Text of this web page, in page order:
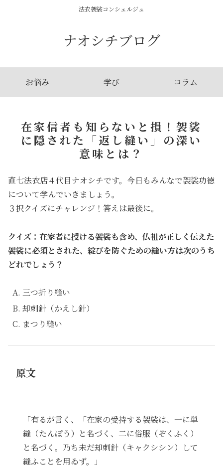
法衣袈裟コンシェルジュ
ナオシチブログ
お悩み 学び コラム
在家信者も知らないと損！袈裟
に隠された「返し縫い」の深い
意味とは？
直七法衣店４代目ナオシチです。今日もみんなで袈裟功徳
について学んでいきましょう。
３択クイズにチャレンジ！答えは最後に。
クイズ：在家者に授ける袈裟も含め、仏祖が正しく伝えた
袈裟に必須とされた、綻びを防ぐための縫い方は次のうち
どれでしょう？
三つ折り縫い
却刺針（かえし針）
まつり縫い
原文
「有るが言く、「在家の受持する袈裟は、一に単
縫（たんぽう）と名づく、二に俗服（ぞくふく）
と名づく。乃ち未だ却刺針（キャクシシン）して
縫ふことを用ゐず。」